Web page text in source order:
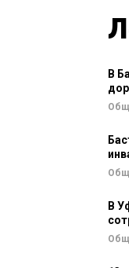
В
В